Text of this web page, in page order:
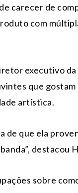
carecer de
com
executivo
que
artística.
de que ela
destacou
sobre